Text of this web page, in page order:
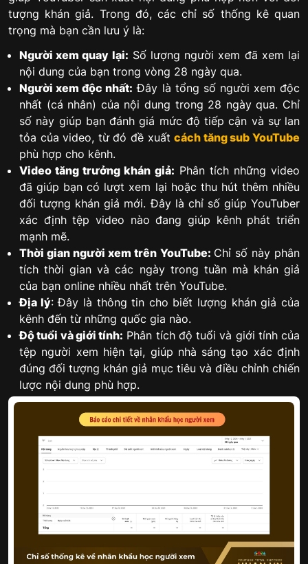
tượng khán giả. Trong đó, các chỉ số thống kê quan
trọng mà bạn cần lưu ý là:
Người xem quay lại: Số lượng người xem đã xem lại
nội dung của bạn trong vòng 28 ngày qua.
Người xem độc nhất: Đây là tổng số người xem độc
nhất (cá nhân) của nội dung trong 28 ngày qua. Chỉ
số này giúp bạn đánh giá mức độ tiếp cận và sự lan
tỏa của video, từ đó đề xuấtcách tăng sub YouTube
phù hợp cho kênh.
Video tăng trưởng khán giả: Phân tích những video
đã giúp bạn có lượt xem lại hoặc thu hút thêm nhiều
đối tượng khán giả mới. Đây là chỉ số giúp YouTuber
xác định tệp video nào đang giúp kênh phát triển
mạnh mẽ.
Thời gian người xem trên YouTube: Chỉ số này phân
tích thời gian và các ngày trong tuần mà khán giả
của bạn online nhiều nhất trên YouTube.
Địa lý: Đây là thông tin cho biết lượng khán giả của
kênh đến từ những quốc gia nào.
Độ tuổi và giới tính: Phân tích độ tuổi và giới tính của
tệp người xem hiện tại, giúp nhà sáng tạo xác định
đúng đối tượng khán giả mục tiêu và điều chỉnh chiến
lược nội dung phù hợp.